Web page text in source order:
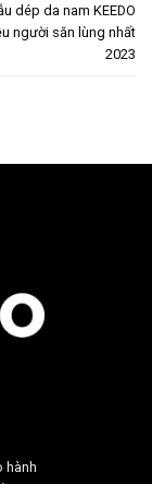
dép da nam KEEDO
người săn lùng nhất
2023
hành